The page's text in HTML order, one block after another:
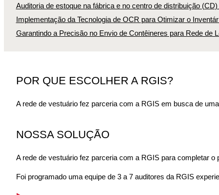
Auditoria de estoque na fábrica e no centro de distribuição
Implementação da Tecnologia de OCR para Otimizar o
Garantindo a Precisão no Envio de Contêineres para Rede de
POR QUE ESCOLHER A RGIS?
A rede de vestuário fez parceria com a RGIS em busca de
NOSSA SOLUÇÃO
A rede de vestuário fez parceria com a RGIS para completar
Foi programado uma equipe de 3 a 7 auditores da RGIS